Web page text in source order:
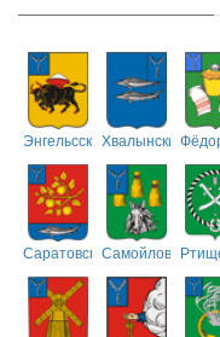
ЭнгельсскийХвалынский
СаратовскийСамойловский